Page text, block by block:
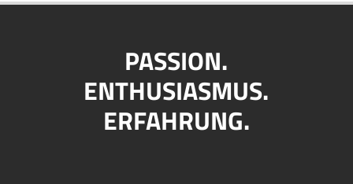
PASSION.
ENTHUSIASMUS.
ERFAHRUNG.